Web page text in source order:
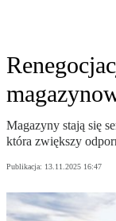
Magazyny stają się
która zwiększy
Publikacja: 13.11.2025 16:47